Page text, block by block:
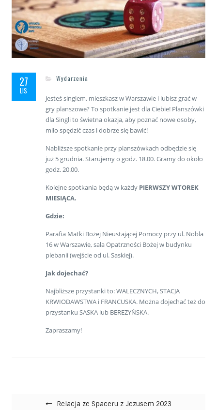
27
LIS
Wydarzenia
Jesteś singlem, mieszkasz w Warszawie i lubisz grać w
gry planszowe? To spotkanie jest dla Ciebie! Planszówki
dla Singli to świetna okazja, aby poznać nowe osoby,
miło spędzić czas i dobrze się bawić!
Nabliższe spotkanie przy planszówkach odbędzie się
już 5 grudnia. Starujemy o godz. 18.00. Gramy do około
godz. 20.00.
Kolejne spotkania będą w każdy PIERWSZY WTOREK
MIESIĄCA.
Gdzie:
Parafia Matki Bożej Nieustającej Pomocy przy ul. Nobla
16 w Warszawie, sala Opatrzności Bożej w budynku
plebanii (wejście od ul. Saskiej).
Jak dojechać?
Najbliższe przystanki to: WALECZNYCH, STACJA
KRWIODAWSTWA i FRANCUSKA. Można dojechać też do
przystanku SASKA lub BEREZYŃSKA.
Zapraszamy!
Relacja ze Spaceru z Jezusem 2023